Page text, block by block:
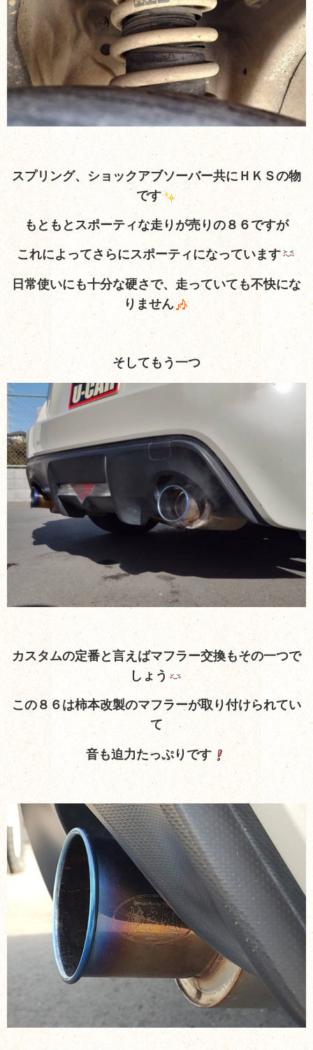
スプリング、ショックアブソーバー共にＨＫＳの物
です
もともとスポーティな走りが売りの８６ですが
これによってさらにスポーティになっています
日常使いにも十分な硬さで、走っていても不快にな
りません
そしてもう一つ
カスタムの定番と言えばマフラー交換もその一つで
しょう
この８６は柿本改製のマフラーが取り付けられてい
て
音も迫力たっぷりです